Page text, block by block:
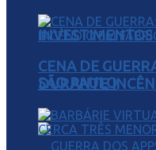
SÃO PAULO
CENA DE
DURANTE